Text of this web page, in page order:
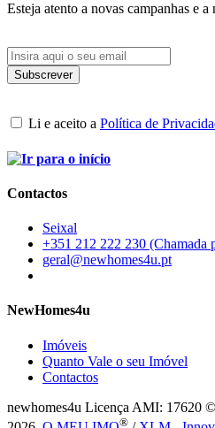
Esteja atento a novas campanhas e a
Li e aceito a Política de
Contactos
Seixal
+351 212 222 230 (Chamada
geral@newhomes4u.pt
NewHomes4u
Imóveis
Quanto Vale o seu Imóvel
Contactos
newhomes4u Licença AMI: 17620
®